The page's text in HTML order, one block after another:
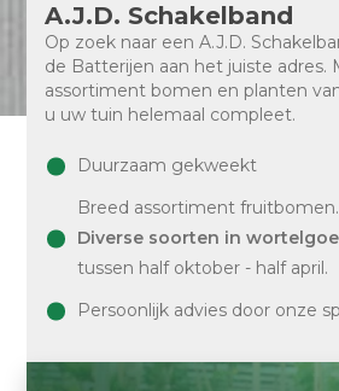
A.J.D. Schakelband
Op zoek naar een A.J.D.
de Batterijen aan het juiste adres.
assortiment bomen en planten
u uw tuin helemaal compleet.
Duurzaam gekweekt
Breed assortiment fruitbomen.
Diverse soorten in
tussen half oktober - half april.
Persoonlijk advies door onze